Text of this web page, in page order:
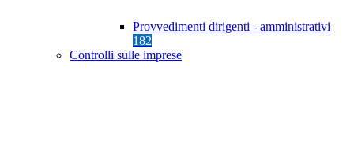
Provvedimenti dirigenti - amministrativi
182
Controlli sulle imprese